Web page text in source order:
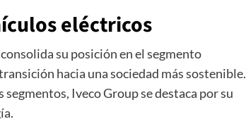
eléctricos
su posición en el segmento
hacia una sociedad más sostenible.
Iveco Group se destaca por su